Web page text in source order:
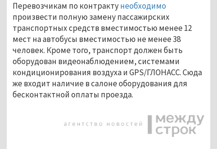
Перевозчикам по контрактунеобходимо
произвести полную замену пассажирских
транспортных средств вместимостью менее 12
мест на автобусы вместимостью не менее 38
человек. Кроме того, транспорт должен быть
оборудован видеонаблюдением, системами
кондиционирования воздуха и GPS/ГЛОНАСС. Сюда
же входит наличие в салоне оборудования для
бесконтактной оплаты проезда.